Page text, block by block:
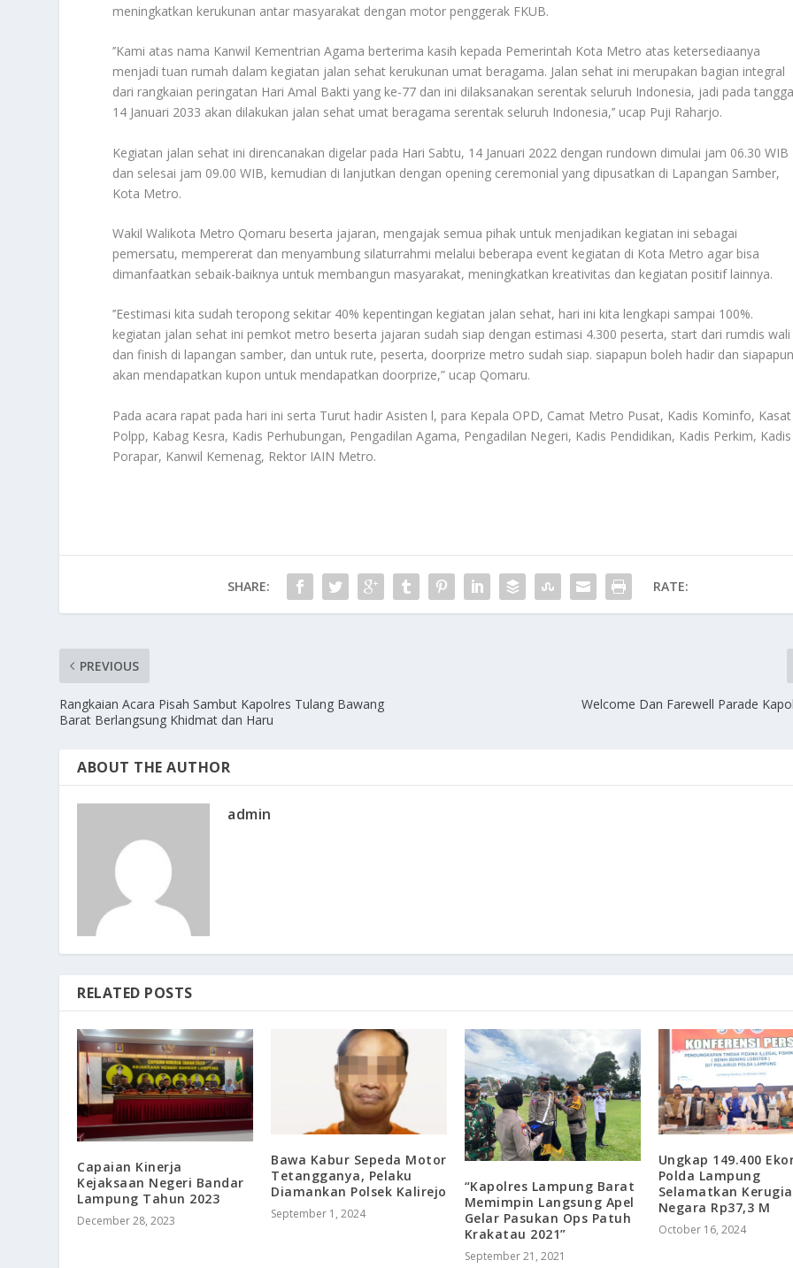
meningkatkan kerukunan antar masyarakat dengan motor penggerak FKUB.
’’Kami atas nama Kanwil Kementrian Agama berterima kasih kepada Pemerintah Kota Metro atas ketersediaanya
menjadi tuan rumah dalam kegiatan jalan sehat kerukunan umat beragama. Jalan sehat ini merupakan bagian integral
dari rangkaian peringatan Hari Amal Bakti yang ke-77 dan ini dilaksanakan serentak seluruh Indonesia, jadi pada
14 Januari 2033 akan dilakukan jalan sehat umat beragama serentak seluruh Indonesia,’’ ucap Puji Raharjo.
Kegiatan jalan sehat ini direncanakan digelar pada Hari Sabtu, 14 Januari 2022 dengan rundown dimulai jam 06.30 WIB
dan selesai jam 09.00 WIB, kemudian di lanjutkan dengan opening ceremonial yang dipusatkan di Lapangan Samber,
Kota Metro.
Wakil Walikota Metro Qomaru beserta jajaran, mengajak semua pihak untuk menjadikan kegiatan ini sebagai
pemersatu, mempererat dan menyambung silaturrahmi melalui beberapa event kegiatan di Kota Metro agar bisa
dimanfaatkan sebaik-baiknya untuk membangun masyarakat, meningkatkan kreativitas dan kegiatan positif lainnya.
’’Eestimasi kita sudah teropong sekitar 40% kepentingan kegiatan jalan sehat, hari ini kita lengkapi sampai 100%.
kegiatan jalan sehat ini pemkot metro beserta jajaran sudah siap dengan estimasi 4.300 peserta, start dari rumdis wali
dan finish di lapangan samber, dan untuk rute, peserta, doorprize metro sudah siap. siapapun boleh hadir dan
akan mendapatkan kupon untuk mendapatkan doorprize,” ucap Qomaru.
Pada acara rapat pada hari ini serta Turut hadir Asisten l, para Kepala OPD, Camat Metro Pusat, Kadis Kominfo, Kasat
Polpp, Kabag Kesra, Kadis Perhubungan, Pengadilan Agama, Pengadilan Negeri, Kadis Pendidikan, Kadis Perkim, Kadis
Porapar, Kanwil Kemenag, Rektor IAIN Metro.
SHARE: RATE:
PREVIOUS
Rangkaian Acara Pisah Sambut Kapolres Tulang Bawang
Barat Berlangsung Khidmat dan Haru
Welcome Dan Farewell Parade
ABOUT THE AUTHOR
admin
RELATED POSTS
Capaian Kinerja
Kejaksaan Negeri Bandar
Lampung Tahun 2023
December 28, 2023
Bawa Kabur Sepeda Motor
Tetangganya, Pelaku
Diamankan Polsek Kalirejo
September 1, 2024
“Kapolres Lampung Barat
Memimpin Langsung Apel
Gelar Pasukan Ops Patuh
Krakatau 2021”
September 21, 2021
Ungkap 149.400
Polda Lampung
Selamatkan
Negara Rp37,3 M
October 16, 2024